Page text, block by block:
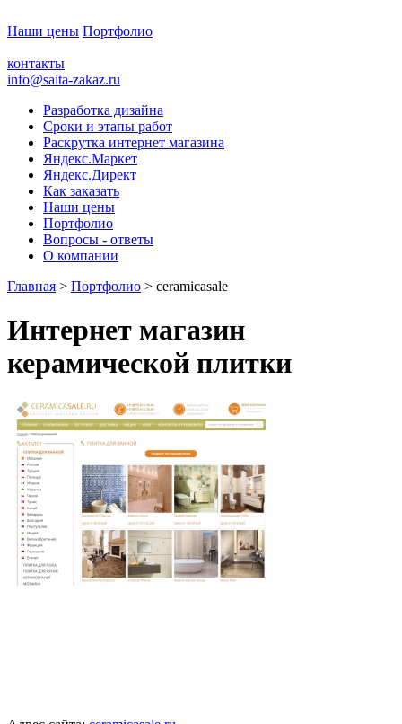
Наши цены Портфолио
контакты
info@saita-zakaz.ru
Разработка дизайна
Сроки и этапы работ
Раскрутка интернет магазина
Яндекс.Маркет
Яндекс.Директ
Как заказать
Наши цены
Портфолио
Вопросы - ответы
О компании
Главная > Портфолио > ceramicasale
Интернет магазин
керамической плитки